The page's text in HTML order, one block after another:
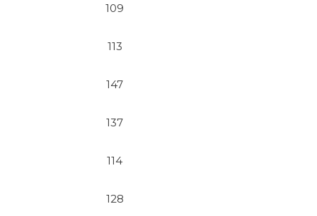
109
113
147
137
114
128